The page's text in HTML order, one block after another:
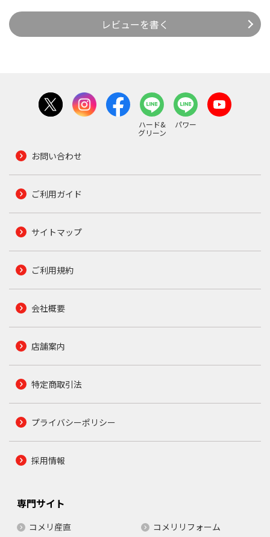
レビューを書く
ハード&
グリーン
パワー
お問い合わせ
ご利用ガイド
サイトマップ
ご利用規約
会社概要
店舗案内
特定商取引法
プライバシーポリシー
採用情報
専門サイト
コメリ産直 コメリリフォーム